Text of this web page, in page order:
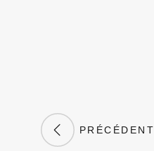
PRÉCÉDENT